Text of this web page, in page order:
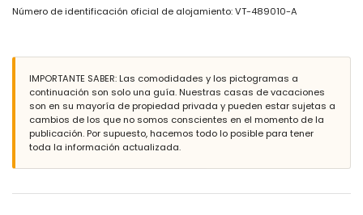
WC
Parcela grande
Piscina comunitaria de 12m x 6m y 2m de profundidad
Jardín comunitario con césped
Área de juegos
2 terrazas cubiertas
Ducha exterior
Número de identificación oficial de alojamiento: VT-489010-A
IMPORTANTE SABER: Las comodidades y los pictogramas a
continuación son solo una guía. Nuestras casas de vacaciones
son en su mayoría de propiedad privada y pueden estar sujetas a
cambios de los que no somos conscientes en el momento de la
publicación. Por supuesto, hacemos todo lo posible para tener
toda la información actualizada.